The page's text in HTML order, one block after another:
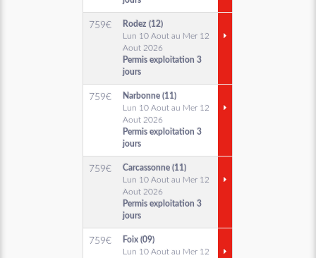
759€
Rodez (12)
Lun 10 Aout au Mer 12
Aout 2026
Permis exploitation 3
jours
759€
Narbonne (11)
Lun 10 Aout au Mer 12
Aout 2026
Permis exploitation 3
jours
759€
Carcassonne (11)
Lun 10 Aout au Mer 12
Aout 2026
Permis exploitation 3
jours
759€
Foix (09)
Lun 10 Aout au Mer 12